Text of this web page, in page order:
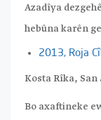
Azadîya
hebûna karên
2013, Roja
Kosta Rîka, San
Bo axaftineke